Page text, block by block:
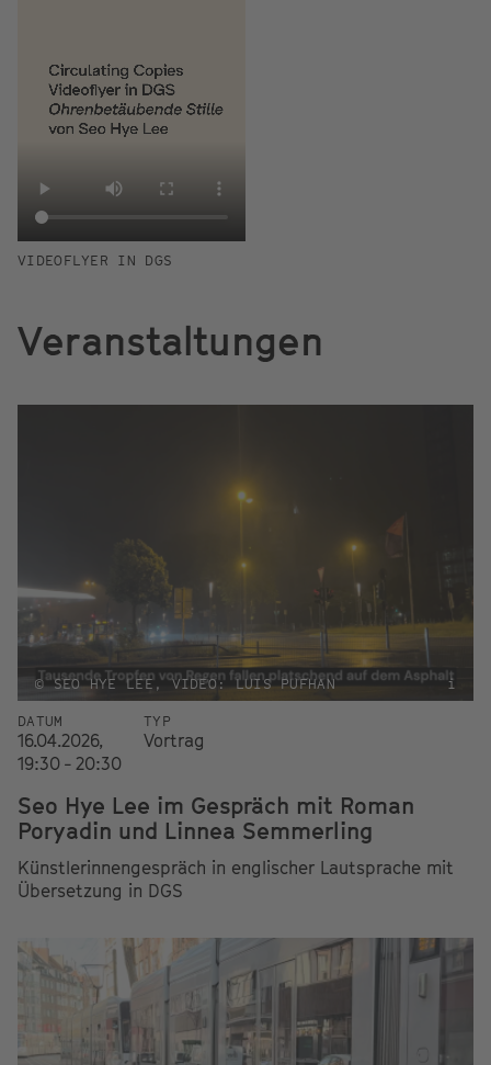
VIDEOFLYER IN DGS
Veranstaltungen
© SEO HYE LEE, VIDEO: LUIS PUFHAN i
DATUM
16.04.2026,
19:30 - 20:30
TYP
Vortrag
Seo Hye Lee im Gespräch mit Roman
Poryadin und Linnea Semmerling
Künstlerinnengespräch in englischer Lautsprache mit
Übersetzung in DGS